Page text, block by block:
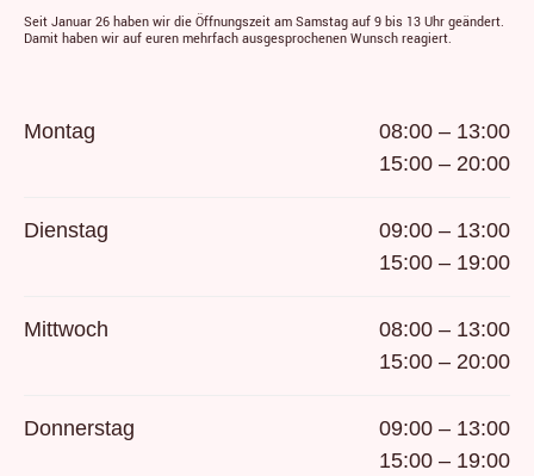
Seit Januar 26 haben wir die Öffnungszeit am Samstag auf 9 bis 13 Uhr geändert.
Damit haben wir auf euren mehrfach ausgesprochenen Wunsch reagiert.
Montag
08:00 – 13:00
15:00 – 20:00
Dienstag
09:00 – 13:00
15:00 – 19:00
Mittwoch
08:00 – 13:00
15:00 – 20:00
Donnerstag
09:00 – 13:00
15:00 – 19:00